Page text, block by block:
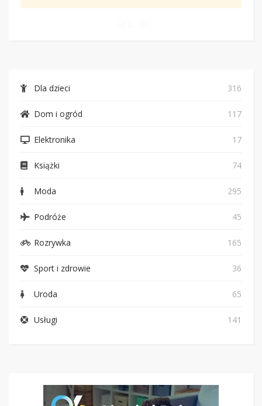
Dla dzieci 316
Dom i ogród 117
Elektronika 17
Książki 74
Moda 295
Podróże 45
Rozrywka 165
Sport i zdrowie 36
Uroda 65
Usługi 141